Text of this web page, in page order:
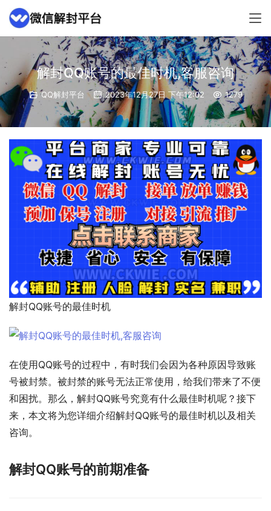
解封QQ账号的最佳时机,客服咨询
QQ解封平台 2023年12月27日 下午12:02 1279
解封QQ账号的最佳时机
在使用QQ账号的过程中，有时我们会因为各种原因导致账
号被封禁。被封禁的账号无法正常使用，给我们带来了不便
和困扰。那么，解封QQ账号究竟有什么最佳时机呢？接下
来，本文将为您详细介绍解封QQ账号的最佳时机以及相关
咨询。
解封QQ账号的前期准备